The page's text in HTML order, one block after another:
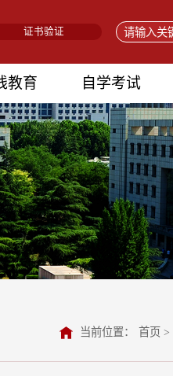
证书验证
教育 自学考试
当前位置： 首页 >